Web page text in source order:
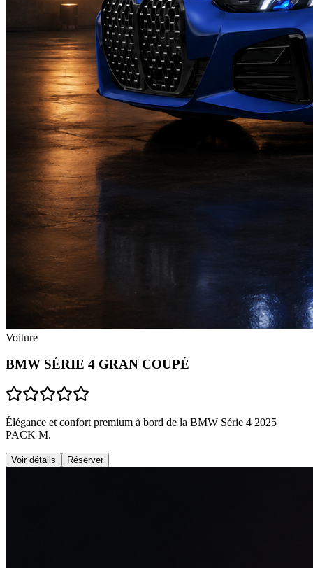
Voiture
BMW SÉRIE 4 GRAN COUPÉ
Élégance et confort premium à bord de la BMW Série 4 2025
PACK M.
Voir détails Réserver